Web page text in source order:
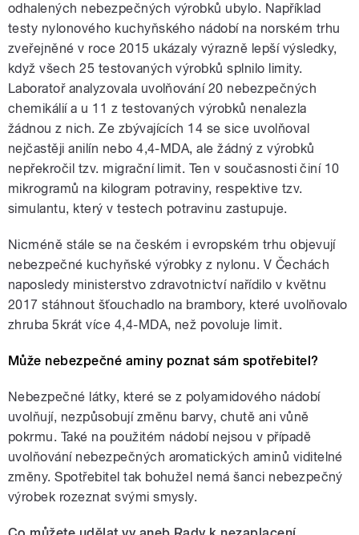
odhalených nebezpečných výrobků ubylo. Například
testy nylonového kuchyňského nádobí na norském trhu
zveřejněné v roce 2015 ukázaly výrazně lepší výsledky,
když všech 25 testovaných výrobků splnilo limity.
Laboratoř analyzovala uvolňování 20 nebezpečných
chemikálií a u 11 z testovaných výrobků nenalezla
žádnou z nich. Ze zbývajících 14 se sice uvolňoval
nejčastěji anilín nebo 4,4-MDA, ale žádný z výrobků
nepřekročil tzv. migrační limit. Ten v současnosti činí 10
mikrogramů na kilogram potraviny, respektive tzv.
simulantu, který v testech potravinu zastupuje.
Nicméně stále se na českém i evropském trhu objevují
nebezpečné kuchyňské výrobky z nylonu. V Čechách
naposledy ministerstvo zdravotnictví nařídilo v květnu
2017 stáhnout šťouchadlo na brambory, které uvolňovalo
zhruba 5krát více 4,4-MDA, než povoluje limit.
Může nebezpečné aminy poznat sám spotřebitel?
Nebezpečné látky, které se z polyamidového nádobí
uvolňují, nezpůsobují změnu barvy, chutě ani vůně
pokrmu. Také na použitém nádobí nejsou v případě
uvolňování nebezpečných aromatických aminů viditelné
změny. Spotřebitel tak bohužel nemá šanci nebezpečný
výrobek rozeznat svými smysly.